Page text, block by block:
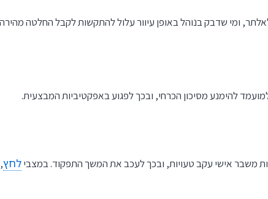
ומי שדבק בנוהל באופן עיוור עלול להתקשות לקבל החלטה
להימנע מסיכון הכרחי, ובכך לפגוע באפקטיביות המבצעית.
משבר אישי עקב טעויות, ובכך לעכב את המשך התפקוד. במצבילחץ